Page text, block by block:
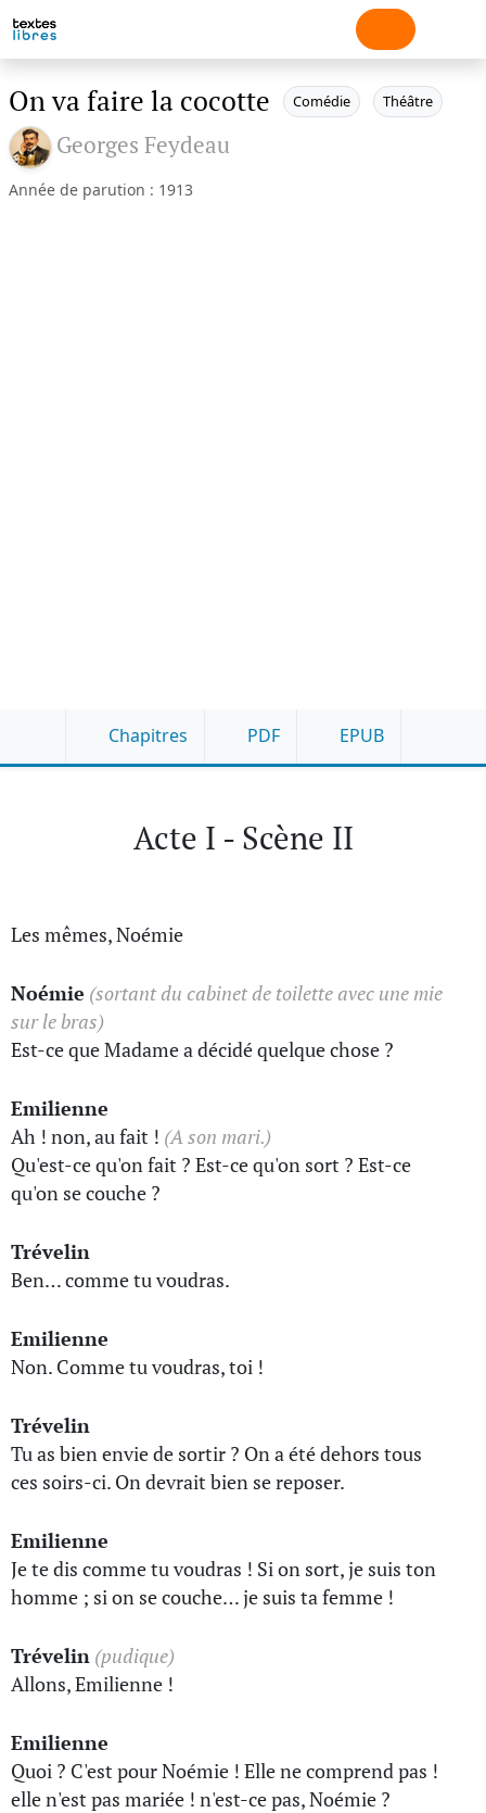
On va faire la cocotte Comédie Théâtre
Georges Feydeau
Année de parution : 1913
Chapitres PDF EPUB
Acte I - Scène II
Les mêmes, Noémie
Noémie (sortant du cabinet de toilette avec une mie
sur le bras)
Est-ce que Madame a décidé quelque chose ?
Emilienne
Ah ! non, au fait ! (A son mari.)
Qu'est-ce qu'on fait ? Est-ce qu'on sort ? Est-ce
qu'on se couche ?
Trévelin
Ben… comme tu voudras.
Emilienne
Non. Comme tu voudras, toi !
Trévelin
Tu as bien envie de sortir ? On a été dehors tous
ces soirs-ci. On devrait bien se reposer.
Emilienne
Je te dis comme tu voudras ! Si on sort, je suis ton
homme ; si on se couche… je suis ta femme !
Trévelin (pudique)
Allons, Emilienne !
Emilienne
Quoi ? C'est pour Noémie ! Elle ne comprend pas !
elle n'est pas mariée ! n'est-ce pas, Noémie ?